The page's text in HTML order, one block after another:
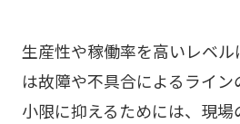
生産性や稼働率を高いレベ
は故障や不具合によるライ
小限に抑えるためには、現